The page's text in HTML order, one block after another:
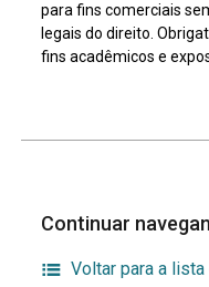
para fins comerciais
legais do direito.
fins acadêmicos e
Continuar
Voltar para a